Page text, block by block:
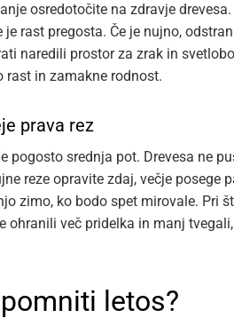
osredotočite na zdravje
je rast pregosta. Če je nujno,
naredili prostor za zrak in
in zamakne rodnost.
prava rez
pogosto srednja pot. Drevesa ne
reze opravite zdaj, večje
zimo, ko bodo spet mirovale. Pri
ohranili več pridelka in manj
letos?